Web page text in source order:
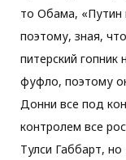
то Обама, «Путин
поэтому, зная,
питерский
фуфло, поэтому
Донни все под
контролем все
Тулси Габбарт,